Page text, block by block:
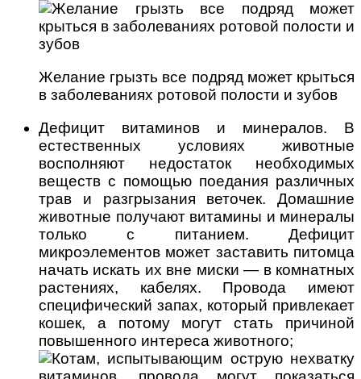
Желание грызть все подряд может крыться
в заболеваниях ротовой полости и зубов
Дефицит витаминов и минералов. В
естественных условиях животные
восполняют недостаток необходимых
веществ с помощью поедания различных
трав и разгрызания веточек. Домашние
животные получают витамины и минералы
только с питанием. Дефицит
микроэлементов может заставить питомца
начать искать их вне миски — в комнатных
растениях, кабелях. Провода имеют
специфический запах, который привлекает
кошек, а потому могут стать причиной
повышенного интереса животного;